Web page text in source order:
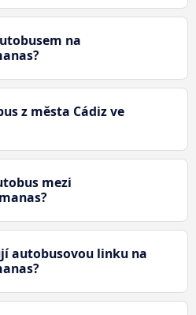
na
z města Cádiz ve
mezi
autobusovou linku na